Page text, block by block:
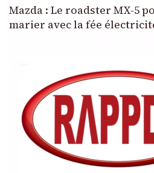
Mazda : Le roadster MX-5
marier avec la fée